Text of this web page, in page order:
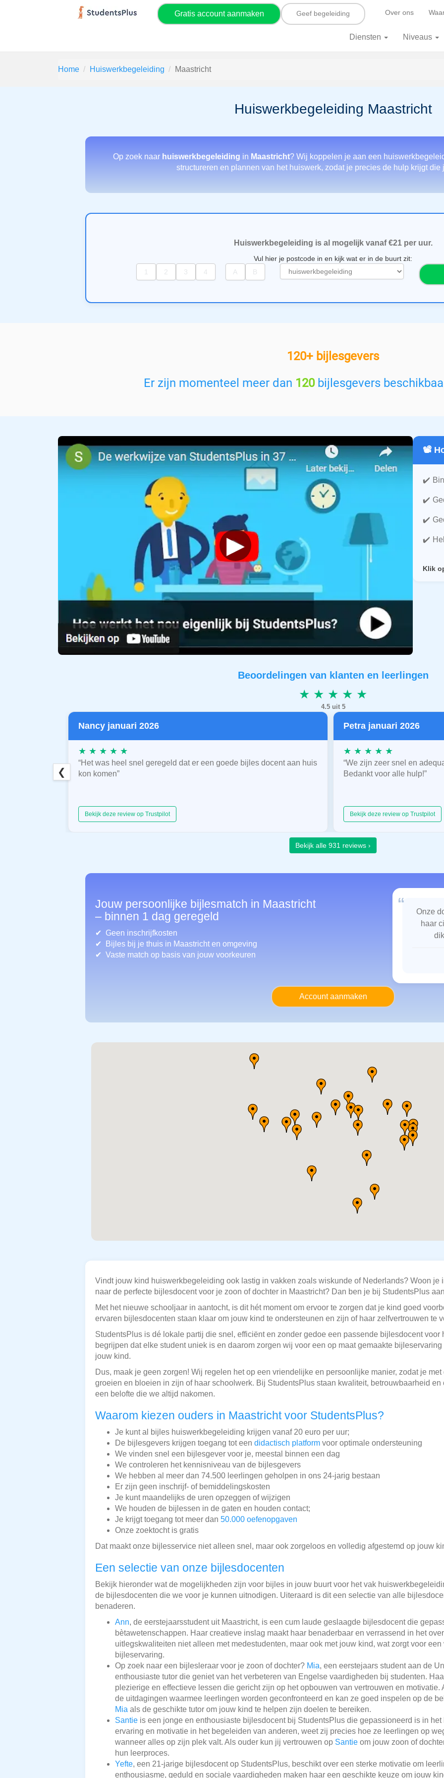
Gratis account aanmaken Geef begeleiding Over ons
Diensten Niveaus
Home Huiswerkbegeleiding Maastricht
Huiswerkbegeleiding Maastricht
Op zoek naar huiswerkbegeleiding in Maastricht? Wij koppelen je aan een
structureren en plannen van het huiswerk, zodat je precies de hulp krijgt die
Huiswerkbegeleiding is al mogelijk vanaf €21 per uur.
Vul hier je postcode in en kijk wat er in de buurt zit:
e
n
120+ bijlesgevers
Er zijn momenteel meer dan 120bijlesgevers
▶
📽️
Klik
Beoordelingen van klanten en leerlingen
★ ★ ★ ★ ★
4.5 uit 5
Nancy januari 2026
★ ★ ★ ★ ★
“Het was heel snel geregeld dat er een goede bijles docent aan huis
kon komen”
Bekijk deze review op Trustpilot
Petra januari 2026
★ ★ ★ ★ ★
“We zijn zeer snel en
Bedankt voor alle hulp!”
Bekijk deze review op Trustpilot
❮
Bekijk alle 931 reviews ›
Jouw persoonlijke bijlesmatch in Maastricht
– binnen 1 dag geregeld
Geen inschrijfkosten
Bijles bij je thuis in Maastricht en omgeving
Vaste match op basis van jouw voorkeuren
“
Onze
haar
Account aanmaken
Vindt jouw kind huiswerkbegeleiding ook lastig in vakken zoals wiskunde of Nederlands? Woon je
naar de perfecte bijlesdocent voor je zoon of dochter in Maastricht? Dan ben je bij StudentsPlus
Met het nieuwe schooljaar in aantocht, is dit hét moment om ervoor te zorgen dat je kind goed
ervaren bijlesdocenten staan klaar om jouw kind te ondersteunen en zijn of haar zelfvertrouwen te
StudentsPlus is dé lokale partij die snel, efficiënt en zonder gedoe een passende bijlesdocent
begrijpen dat elke student uniek is en daarom zorgen wij voor een op maat gemaakte
jouw kind.
Dus, maak je geen zorgen! Wij regelen het op een vriendelijke en persoonlijke manier, zodat je
groeien en bloeien in zijn of haar schoolwerk. Bij StudentsPlus staan kwaliteit, betrouwbaarheid
een belofte die we altijd nakomen.
Waarom kiezen ouders in Maastricht voor StudentsPlus?
Je kunt al bijles huiswerkbegeleiding krijgen vanaf 20 euro per uur;
De bijlesgevers krijgen toegang tot een didactisch platform voor optimale ondersteuning
We vinden snel een bijlesgever voor je, meestal binnen een dag
We controleren het kennisniveau van de bijlesgevers
We hebben al meer dan 74.500 leerlingen geholpen in ons 24-jarig bestaan
Er zijn geen inschrijf- of bemiddelingskosten
Je kunt maandelijks de uren opzeggen of wijzigen
We houden de bijlessen in de gaten en houden contact;
Je krijgt toegang tot meer dan 50.000 oefenopgaven
Onze zoektocht is gratis
Dat maakt onze bijlesservice niet alleen snel, maar ook zorgeloos en volledig afgestemd op jouw
Een selectie van onze bijlesdocenten
Bekijk hieronder wat de mogelijkheden zijn voor bijles in jouw buurt voor het vak
de bijlesdocenten die we voor je kunnen uitnodigen. Uiteraard is dit een selectie van alle
benaderen.
Ann, de eerstejaarsstudent uit Maastricht, is een cum laude geslaagde bijlesdocent die
bètawetenschappen. Haar creatieve inslag maakt haar benaderbaar en verrassend in het
uitlegskwaliteiten niet alleen met medestudenten, maar ook met jouw kind, wat zorgt voor
bijleservaring.
Op zoek naar een bijlesleraar voor je zoon of dochter? Mia, een eerstejaars student aan de
enthousiaste tutor die geniet van het verbeteren van Engelse vaardigheden bij studenten.
plezierige en effectieve lessen die gericht zijn op het opbouwen van vertrouwen en motivatie.
de uitdagingen waarmee leerlingen worden geconfronteerd en kan ze goed inspelen op de
Mia als de geschikte tutor om jouw kind te helpen zijn doelen te bereiken.
Santie is een jonge en enthousiaste bijlesdocent bij StudentsPlus die gepassioneerd is in
ervaring en motivatie in het begeleiden van anderen, weet zij precies hoe ze leerlingen op
wanneer alles op zijn plek valt. Als ouder kun jij vertrouwen op Santie om jouw zoon of
hun leerproces.
Yefte, een 21-jarige bijlesdocent op StudentsPlus, beschikt over een sterke motivatie om
enthousiasme, geduld en sociale vaardigheden maken haar een geschikte keuze om jouw